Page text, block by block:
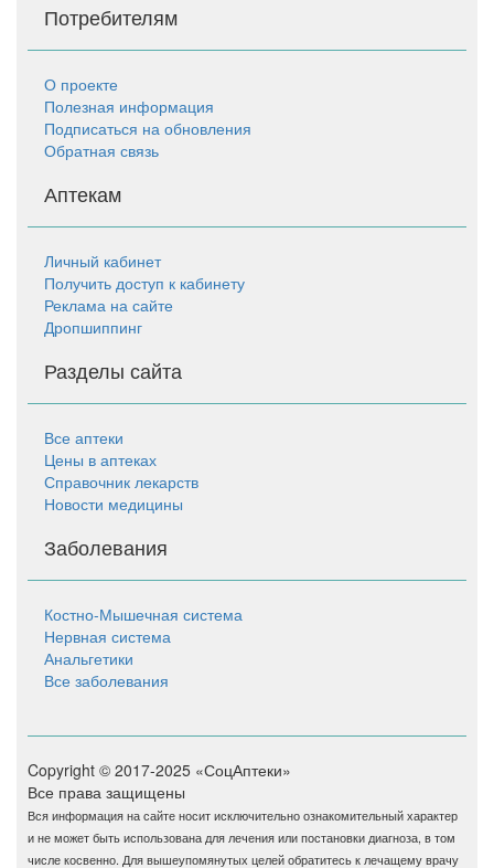
Потребителям
О проекте
Полезная информация
Подписаться на обновления
Обратная связь
Аптекам
Личный кабинет
Получить доступ к кабинету
Реклама на сайте
Дропшиппинг
Разделы сайта
Все аптеки
Цены в аптеках
Справочник лекарств
Новости медицины
Заболевания
Костно-Мышечная система
Нервная система
Анальгетики
Все заболевания
Copyright © 2017-2025 «СоцАптеки»
Все права защищены
Вся информация на сайте носит исключительно ознакомительный характер
и не может быть использована для лечения или постановки диагноза, в том
числе косвенно. Для вышеупомянутых целей обратитесь к лечащему врачу